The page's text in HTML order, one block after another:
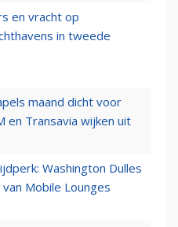
en vracht op
in tweede
maand dicht voor
en Transavia wijken uit
Washington Dulles
Mobile Lounges